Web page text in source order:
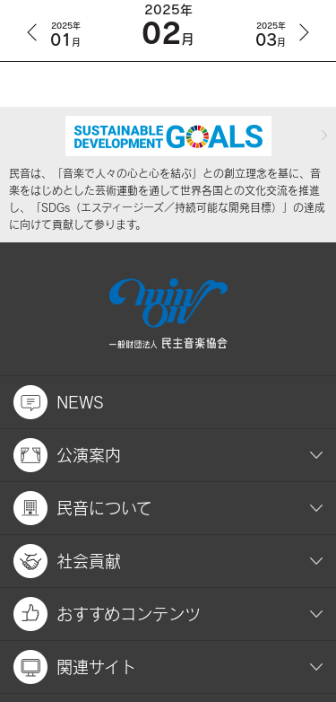
2025年
01 月
2025年
02月
2025年
03月
民音は、「音楽で人々の心と心を結ぶ」との創立理念を基に、音
楽をはじめとした芸術運動を通して世界各国との文化交流を推進
し、「SDGs（エスディージーズ／持続可能な開発目標）」の達成
に向けて貢献して参ります。
NEWS
公演案内
民音について
社会貢献
おすすめコンテンツ
関連サイト